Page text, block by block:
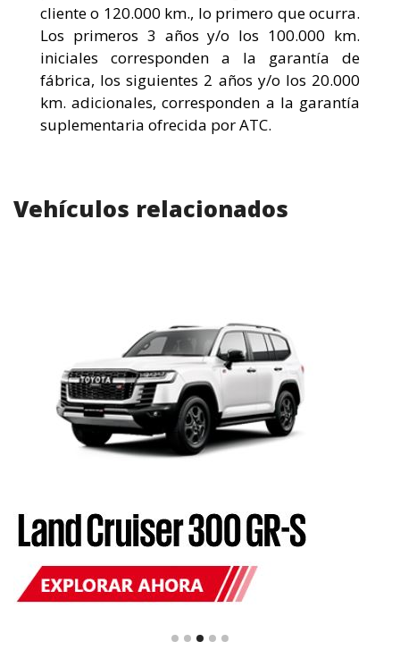
cliente o 120.000 km., lo primero que ocurra.
Los primeros 3 años y/o los 100.000 km.
iniciales corresponden a la garantía de
fábrica, los siguientes 2 años y/o los 20.000
km. adicionales, corresponden a la garantía
suplementaria ofrecida por ATC.
Vehículos relacionados